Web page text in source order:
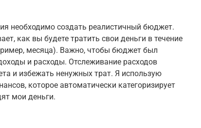
необходимо создать реалистичный бюджет.
как вы будете тратить свои деньги в течение
месяца). Важно, чтобы бюджет был
и расходы. Отслеживание расходов
и избежать ненужных трат. Я использую
которое автоматически категоризирует
мои деньги.